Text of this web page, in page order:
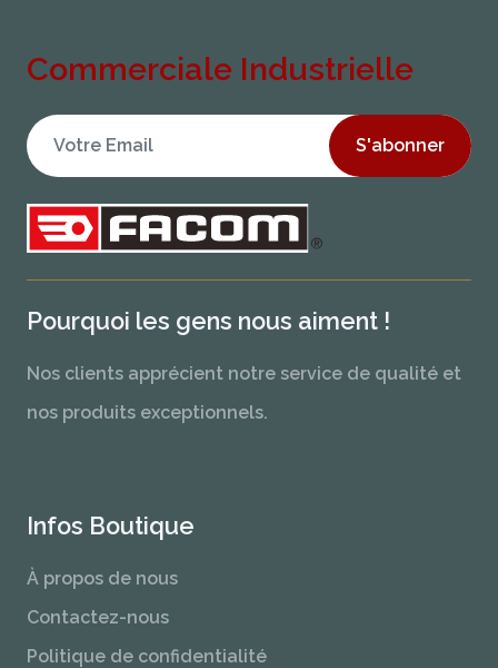
Commerciale Industrielle
S'abonner
Pourquoi les gens nous aiment !
Nos clients apprécient notre service de qualité et
nos produits exceptionnels.
Infos Boutique
À propos de nous
Contactez-nous
Politique de confidentialité